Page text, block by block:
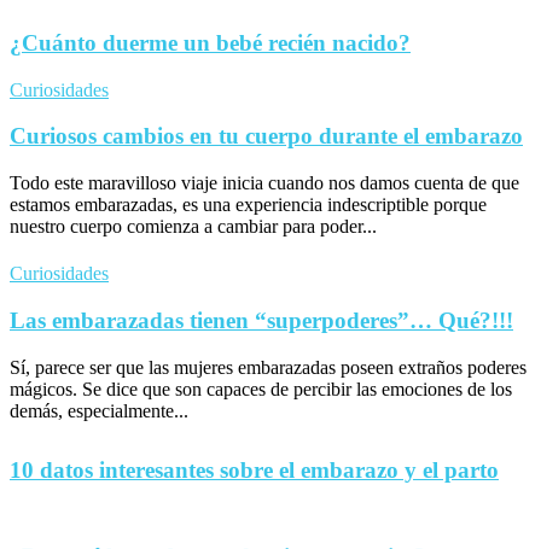
¿Cuánto duerme un bebé recién nacido?
Curiosidades
Curiosos cambios en tu cuerpo durante el embarazo
Todo este maravilloso viaje inicia cuando nos damos cuenta de que
estamos embarazadas, es una experiencia indescriptible porque
nuestro cuerpo comienza a cambiar para poder...
Curiosidades
Las embarazadas tienen “superpoderes”… Qué?!!!
Sí, parece ser que las mujeres embarazadas poseen extraños poderes
mágicos. Se dice que son capaces de percibir las emociones de los
demás, especialmente...
10 datos interesantes sobre el embarazo y el parto